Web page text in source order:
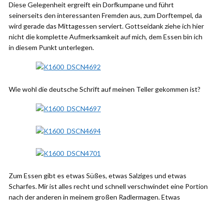
Diese Gelegenheit ergreift ein Dorfkumpane und führt
seinerseits den interessanten Fremden aus, zum Dorftempel, da
wird gerade das Mittagessen serviert. Gottseidank ziehe ich hier
nicht die komplette Aufmerksamkeit auf mich, dem Essen bin ich
in diesem Punkt unterlegen.
Wie wohl die deutsche Schrift auf meinen Teller gekommen ist?
Zum Essen gibt es etwas Süßes, etwas Salziges und etwas
Scharfes. Mir ist alles recht und schnell verschwindet eine Portion
nach der anderen in meinem großen Radlermagen. Etwas